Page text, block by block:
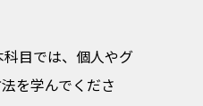
目では、個人やグ
を学んでくださ